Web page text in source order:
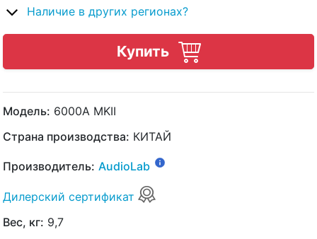
Наличие в других регионах?
Купить
Модель: 6000A MKII
Страна производства: КИТАЙ
Производитель: AudioLab
Дилерский сертификат
Вес, кг: 9,7